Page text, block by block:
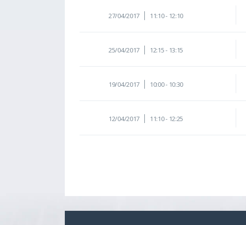
27/04/2017 11:10 - 12:10
25/04/2017 12:15 - 13:15
19/04/2017 10:00 - 10:30
12/04/2017 11:10 - 12:25